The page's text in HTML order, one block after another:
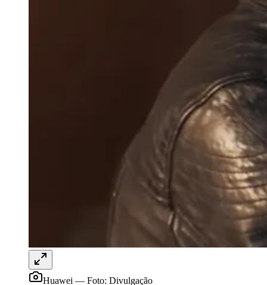
Huawei — Foto: Divulgação